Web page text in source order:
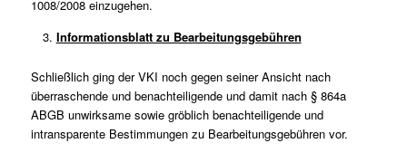
1008/2008 einzugehen.
Informationsblatt zu Bearbeitungsgebühren
Schließlich ging der VKI noch gegen seiner Ansicht nach
überraschende und benachteiligende und damit nach § 864a
ABGB unwirksame sowie gröblich benachteiligende und
intransparente Bestimmungen zu Bearbeitungsgebühren vor.